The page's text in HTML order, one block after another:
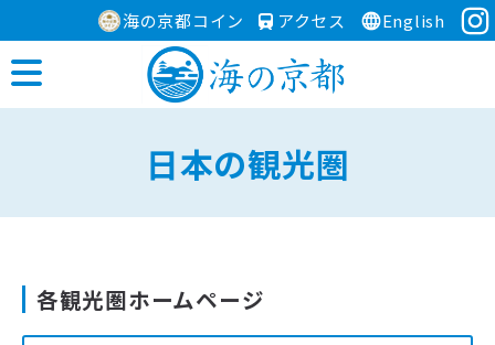
海の京都コイン アクセス English
日本の観光圏
各観光圏ホームページ